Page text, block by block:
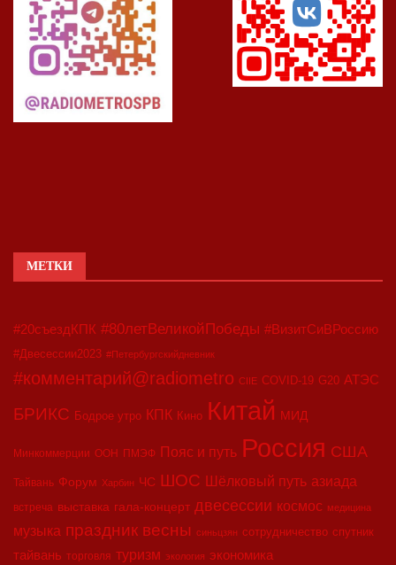
МЕТКИ
#20съездКПК #80летВеликойПобеды #ВизитСиВРоссию
#Двесессии2023 #Петербургскийдневник
#комментарий@radiometro CIIE COVID-19 G20 АТЭС
БРИКС Бодрое утро КПК Кино Китай МИД
Минкоммерции ООН ПМЭФ Пояс и путь Россия США
Тайвань Форум Харбин ЧС ШОС Шёлковый путь азиада
встреча выставка гала-концерт двесессии космос медицина
музыка праздник весны синьцзян сотрудничество спутник
тайвань торговля туризм экология экономика